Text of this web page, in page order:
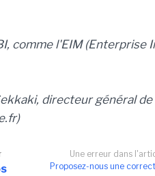
comme l'EIM
directeur général de
Une erreur dans
Proposez-nous une